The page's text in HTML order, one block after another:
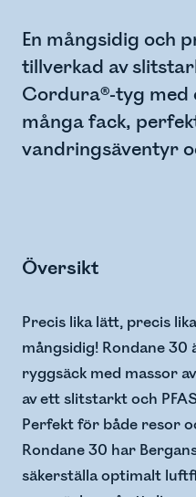
En mångsidig och
tillverkad av
Cordura®-tyg med
många fack,
vandringsäventyr
Översikt
Precis lika lätt, precis
mångsidig! Rondane 30
ryggsäck med massor
av ett slitstarkt och
Perfekt för både resor
Rondane 30 har
säkerställa optimalt